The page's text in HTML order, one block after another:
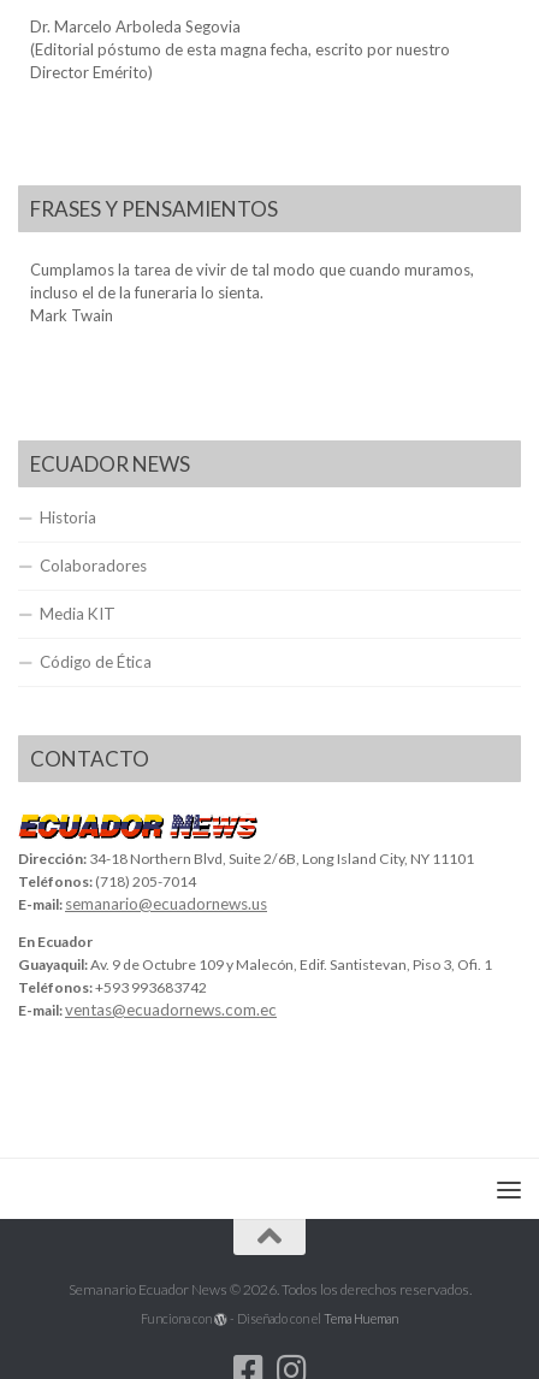
Dr. Marcelo Arboleda Segovia
(Editorial póstumo de esta magna fecha, escrito por nuestro
Director Emérito)
FRASES Y PENSAMIENTOS
Cumplamos la tarea de vivir de tal modo que cuando muramos,
incluso el de la funeraria lo sienta.
Mark Twain
ECUADOR NEWS
Historia
Colaboradores
Media KIT
Código de Ética
CONTACTO
Dirección: 34-18 Northern Blvd, Suite 2/6B, Long Island City, NY 11101
Teléfonos: (718) 205-7014
E-mail: semanario@ecuadornews.us
En Ecuador
Guayaquil:Av. 9 de Octubre 109 y Malecón, Edif. Santistevan, Piso 3, Ofi. 1
Teléfonos:+593 993683742
E-mail:ventas@ecuadornews.com.ec
Semanario Ecuador News © 2026. Todos los derechos reservados.
Funciona con - Diseñado con el Tema Hueman